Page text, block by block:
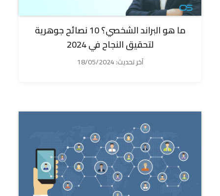
ما هو البراند الشخصي؟ 10 نصائح جوهرية
لتحقيق النجاح في 2024
آخر تحديث:18/05/2024